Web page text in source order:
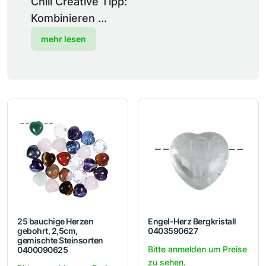
Kombinieren ...
mehr lesen
25 bauchige Herzen
gebohrt, 2,5cm,
gemischte Steinsorten
0400090625
Engel-Herz Bergkristall
0403590627
Bitte anmelden um Preise
zu sehen.